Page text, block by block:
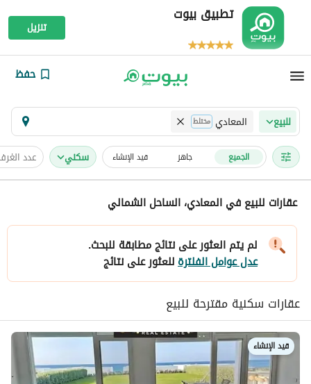
تطبيق بيوت
تنزيل
حفظ
للبيع المعادي مختلط
الجميع جاهز قيد الإنشاء سكني عدد
عقارات للبيع في المعادي، الساحل الشمالي
لم يتم العثور على نتائج مطابقة للبحث.
عدل عوامل الفلترةللعثور على نتائج
عقارات سكنية مقترحة للبيع
قيد الإنشاء